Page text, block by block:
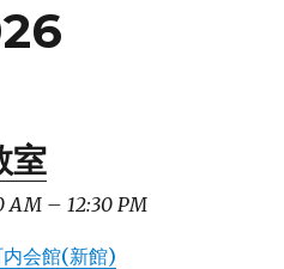
室
AM– 12:30 PM
会館(新館)